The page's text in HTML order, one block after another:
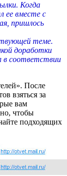
Когда
ее вместе с
пришлось
теме.
доработки
в соответствии
После
взяться за
вам
чтобы
подходящих